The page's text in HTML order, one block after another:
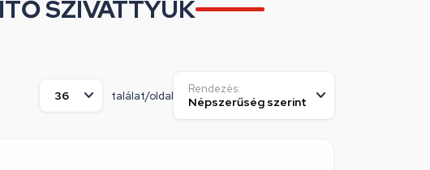
SZIVATTYÚK
találat/oldal
Rendezés: